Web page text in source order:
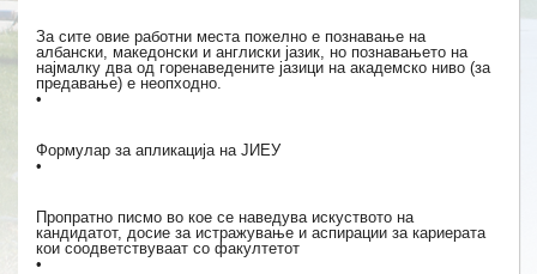
За сите овие работни места пожелно е познавање на
албански, македонски и англиски јазик, но познавањето на
најмалку два од горенаведените јазици на академско ниво (за
предавање) е неопходно.
•
Формулар за апликација на ЈИЕУ
•
Пропратно писмо во кое се наведува искуството на
кандидатот, досие за истражување и аспирации за кариерата
кои соодветствуваат со факултетот
•